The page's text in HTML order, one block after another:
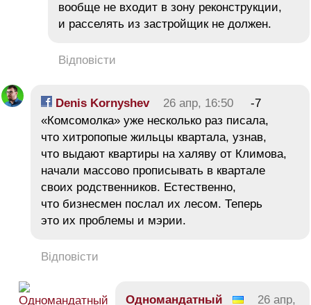
вообще не входит в зону реконструкции,
и расселять из застройщик не должен.
Відповісти
Denis Kornyshev 26 апр, 16:50
-7
«Комсомолка» уже несколько раз писала,
что хитропопые жильцы квартала, узнав,
что выдают квартиры на халяву от Климова,
начали массово прописывать в квартале
своих родственников. Естественно,
что бизнесмен послал их лесом. Теперь
это их проблемы и мэрии.
Відповісти
Одномандатный 26 апр,